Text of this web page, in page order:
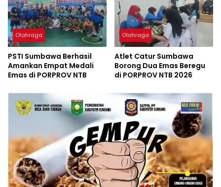
Olahraga
PSTI Sumbawa Berhasil
Amankan Empat Medali
Emas di PORPROV NTB
Olahraga
Atlet Catur Sumbawa
Borong Dua Emas Beregu
di PORPROV NTB 2026